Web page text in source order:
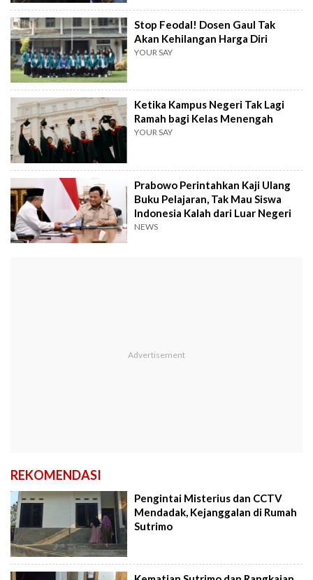
Stop Feodal! Dosen Gaul Tak
Akan Kehilangan Harga Diri
YOUR SAY
Ketika Kampus Negeri Tak Lagi
Ramah bagi Kelas Menengah
YOUR SAY
Prabowo Perintahkan Kaji Ulang
Buku Pelajaran, Tak Mau Siswa
Indonesia Kalah dari Luar Negeri
NEWS
REKOMENDASI
Pengintai Misterius dan CCTV
Mendadak, Kejanggalan di Rumah
Sutrimo